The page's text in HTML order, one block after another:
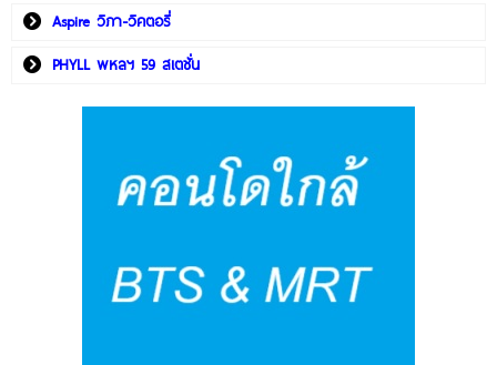
Aspire วิภา-วิคตอรี่
PHYLL พหลฯ 59 สเตชั่น